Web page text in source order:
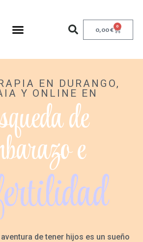
0,00€ 0
EN DURANGO,
Y ONLINE EN
de
e
de tener hijos es un sueño